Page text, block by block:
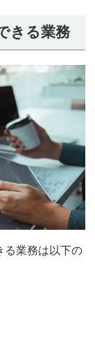
きる業務
る業務は以下の